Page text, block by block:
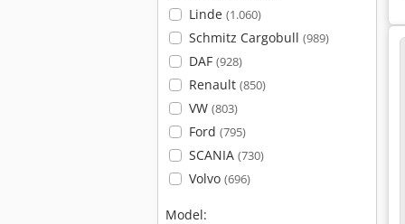
Linde (1.060)
Schmitz Cargobull (989)
DAF (928)
Renault (850)
VW (803)
Ford (795)
SCANIA (730)
Volvo (696)
Model: